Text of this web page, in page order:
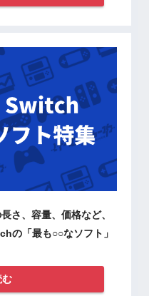
さ、容量、価格など、
の「最も○○なソフト」
む